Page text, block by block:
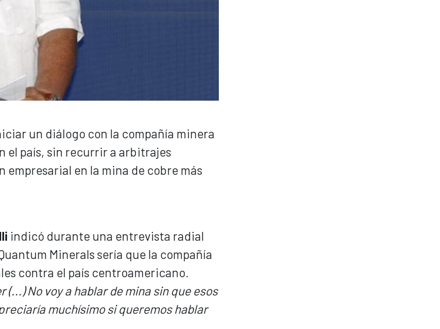
un diálogo con la compañía minera
el país, sin recurrir a arbitrajes
en la mina de cobre más
indicó durante una entrevista radial
Minerals sería que la compañía
contra el país centroamericano.
No voy a hablar de mina sin que esos
muchísimo si queremos hablar